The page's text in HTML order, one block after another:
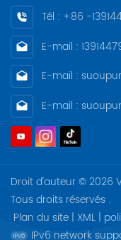
Tél : +86 -
E-mail :
E-mail :
E-mail :
Droit d'auteur © 2026
Tous droits réservés .
Plan du site | XML |
IPv6 network